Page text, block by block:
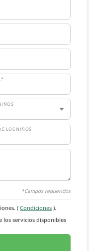
LOS NIÑOS
*Campos requeridos
(Condiciones ).
los servicios disponibles